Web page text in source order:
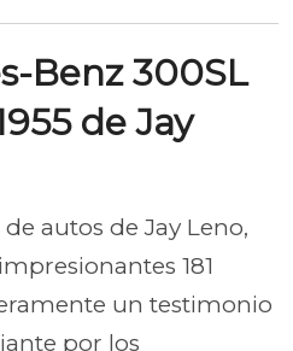
Benz 300SL
de Jay
autos de Jay Leno,
181
un testimonio
por los